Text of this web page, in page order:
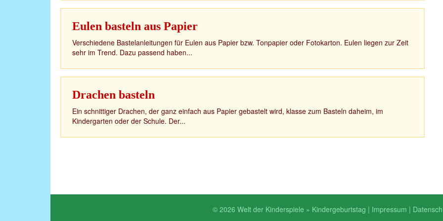
Eulen basteln aus Papier
Verschiedene Bastelanleitungen für Eulen aus Papier bzw. Tonpapier oder Fotokarton. Eulen liegen zur Zeit
sehr im Trend. Dazu passend haben...
Drachen basteln
Ein schnittiger Drachen, der ganz einfach aus Papier gebastelt wird, klasse zum Basteln daheim, im
Kindergarten oder der Schule. Der...
© 2026 Welt der Kinderspiele » Kindergeburtstag | Impressum |